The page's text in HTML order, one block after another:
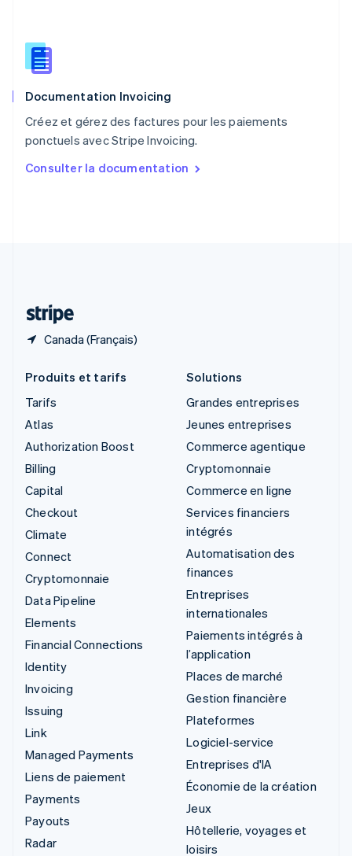
Documentation Invoicing
Créez et gérez des factures pour les paiements
ponctuels avec Stripe Invoicing.
Consulter la documentation
Canada (Français)
English
Roumanie
Royaume-Uni
Singapour
English 简体中文
English
Produits et tarifs
Tarifs
Atlas
Authorization Boost
Billing
Capital
Checkout
Climate
Connect
Cryptomonnaie
Data Pipeline
Elements
Financial Connections
Identity
Invoicing
Issuing
Link
Managed Payments
Liens de paiement
Payments
Payouts
Radar
Solutions
Grandes entreprises
Jeunes entreprises
Commerce agentique
Cryptomonnaie
Commerce en ligne
Services financiers
intégrés
Automatisation des
finances
Entreprises
internationales
Paiements intégrés à
l’application
Places de marché
Gestion financière
Plateformes
Logiciel-service
Entreprises d'IA
Économie de la création
Jeux
Hôtellerie, voyages et
loisirs